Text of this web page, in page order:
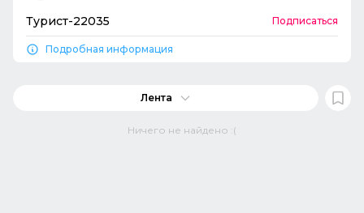
Турист-22035 Подписаться
Подробная информация
Лента
Ничего не найдено :(